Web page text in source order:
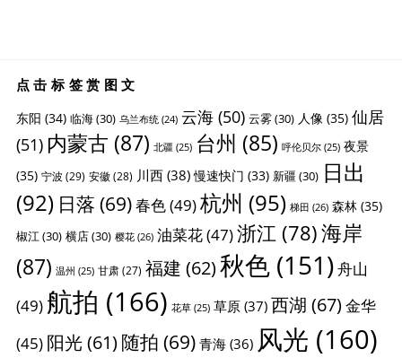
点击标签赏图文
东阳 (34) 临海(30) 乌兰布统(24) 云海(50) 云雾(30) 人像 (35) 仙居
(51) 内蒙古 (87) 北疆(25) 台州 (85) 呼伦贝尔(25) 夜景
(35) 宁波 (29) 安徽(28) 川西(38) 慢速快门 (33) 新疆 (30) 日出
(92) 日落 (69)春色(49)杭州 (95) 梯田 (26) 森林(35)
椒江(30) 横店(30) 樱花(26) 油菜花(47)浙江 (78)海岸
(87) 温州 (25) 甘肃(27) 福建 (62)秋色(151)舟山
(49) 航拍 (166) 花草(25) 草原(37) 西湖 (67)金华
(45) 阳光(61)随拍 (69) 青海(36) 风光 (160)